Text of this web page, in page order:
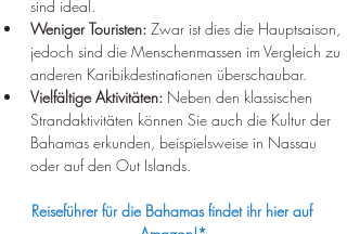
sind ideal.
Weniger Touristen: Zwar ist dies die Hauptsaison,
jedoch sind die Menschenmassen im Vergleich zu
anderen Karibikdestinationen überschaubar.
Vielfältige Aktivitäten: Neben den klassischen
Strandaktivitäten können Sie auch die Kultur der
Bahamas erkunden, beispielsweise in Nassau
oder auf den Out Islands.
Reiseführer für die Bahamas findet ihr hier auf